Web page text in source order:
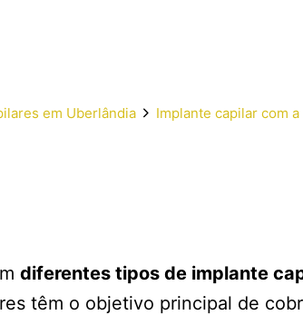
em Uberlândia Implante capilar com a
diferentes tipos de implante
têm o objetivo principal de